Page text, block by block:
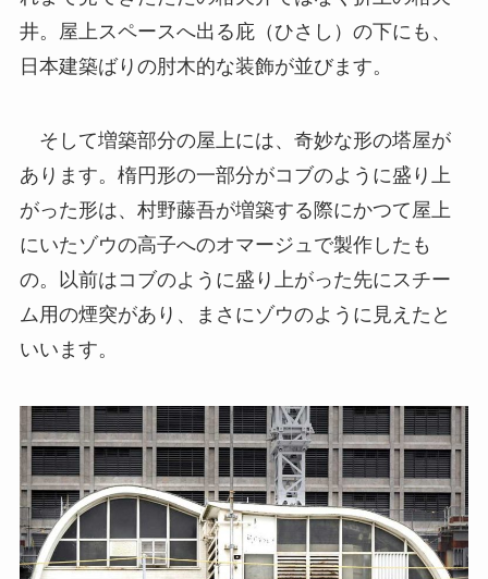
井。屋上スペースへ出る庇（ひさし）の下にも、
日本建築ばりの肘木的な装飾が並びます。
そして増築部分の屋上には、奇妙な形の塔屋が
あります。楕円形の一部分がコブのように盛り上
がった形は、村野藤吾が増築する際にかつて屋上
にいたゾウの高子へのオマージュで製作したも
の。以前はコブのように盛り上がった先にスチー
ム用の煙突があり、まさにゾウのように見えたと
いいます。